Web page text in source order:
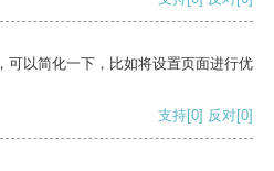
可以简化一下，比如将设置页面进行优
支持[0] 反对[0]